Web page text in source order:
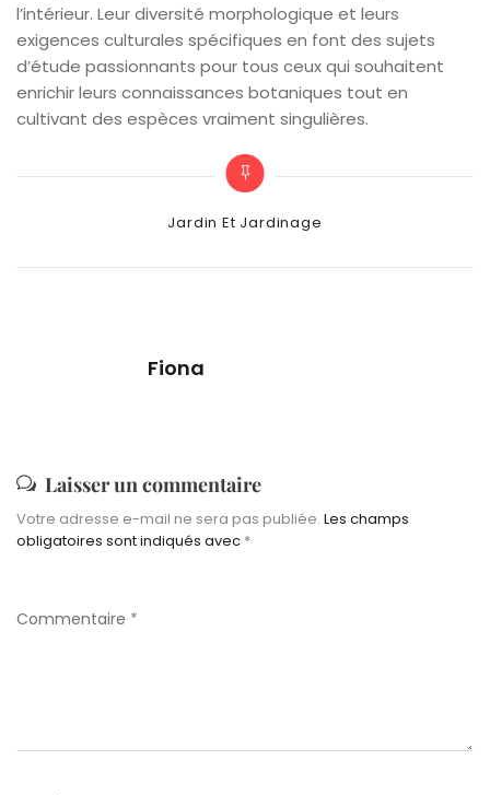
l’intérieur. Leur diversité morphologique et leurs
exigences culturales spécifiques en font des sujets
d’étude passionnants pour tous ceux qui souhaitent
enrichir leurs connaissances botaniques tout en
cultivant des espèces vraiment singulières.
Categories
Jardin Et Jardinage
Fiona
Laisser un commentaire
Votre adresse e-mail ne sera pas publiée. Les champs
obligatoires sont indiqués avec *
Commentaire *